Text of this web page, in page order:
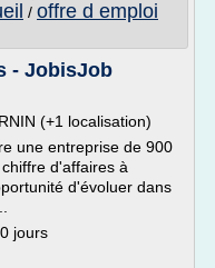
/ offre d emploi
- JobisJob
(+1 localisation)
une entreprise de 900
d'affaires à
d'évoluer dans
jours